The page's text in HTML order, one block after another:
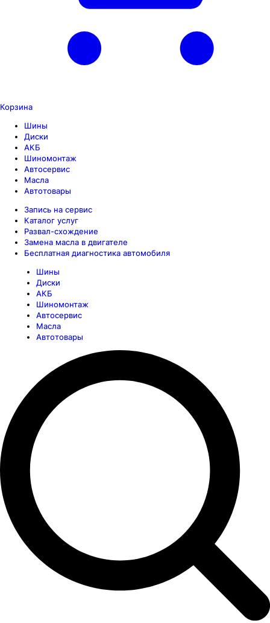
Корзина
Шины
Диски
АКБ
Шиномонтаж
Автосервис
Масла
Автотовары
Запись на сервис
Каталог услуг
Развал-схождение
Замена масла в двигателе
Бесплатная диагностика автомобиля
Шины
Диски
АКБ
Шиномонтаж
Автосервис
Масла
Автотовары